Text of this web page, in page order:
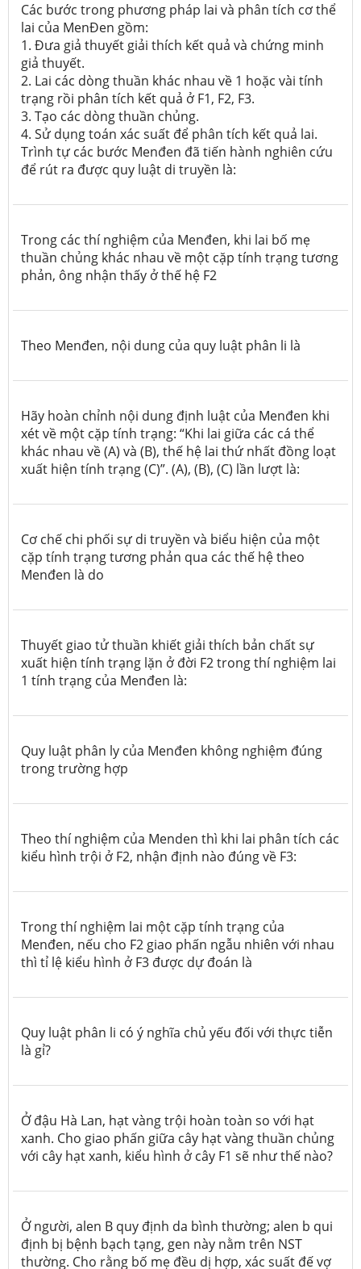
Các bước trong phương pháp lai và phân tích cơ thể
lai của MenĐen gồm:
1. Đưa giả thuyết giải thích kết quả và chứng minh
giả thuyết.
2. Lai các dòng thuần khác nhau về 1 hoặc vài tính
trạng rồi phân tích kết quả ở F1, F2, F3.
3. Tạo các dòng thuần chủng.
4. Sử dụng toán xác suất để phân tích kết quả lai.
Trình tự các bước Menđen đã tiến hành nghiên cứu
để rút ra được quy luật di truyền là:
Trong các thí nghiệm của Menđen, khi lai bố mẹ
thuần chủng khác nhau về một cặp tính trạng tương
phản, ông nhận thấy ở thế hệ F2
Theo Menđen, nội dung của quy luật phân li là
Hãy hoàn chỉnh nội dung định luật của Menđen khi
xét về một cặp tính trạng: “Khi lai giữa các cá thể
khác nhau về (A) và (B), thế hệ lai thứ nhất đồng loạt
xuất hiện tính trạng (C)”. (A), (B), (C) lần lượt là:
Cơ chế chi phối sự di truyền và biểu hiện của một
cặp tính trạng tương phản qua các thế hệ theo
Menđen là do
Thuyết giao tử thuần khiết giải thích bản chất sự
xuất hiện tính trạng lặn ở đời F2 trong thí nghiệm lai
1 tính trạng của Menđen là:
Quy luật phân ly của Menđen không nghiệm đúng
trong trường hợp
Theo thí nghiệm của Menden thì khi lai phân tích các
kiểu hình trội ở F2, nhận định nào đúng về F3:
Trong thí nghiệm lai một cặp tính trạng của
Menđen, nếu cho F2 giao phấn ngẫu nhiên với nhau
thì tỉ lệ kiểu hình ở F3 được dự đoán là
Quy luật phân li có ý nghĩa chủ yếu đối với thực tiễn
là gỉ?
Ở đậu Hà Lan, hạt vàng trội hoàn toàn so với hạt
xanh. Cho giao phấn giữa cây hạt vàng thuần chủng
với cây hạt xanh, kiểu hình ở cây F1 sẽ như thế nào?
Ở người, alen B quy định da bình thường; alen b qui
định bị bệnh bạch tạng, gen này nằm trên NST
thường. Cho rằng bố mẹ đều dị hợp, xác suất đế vợ